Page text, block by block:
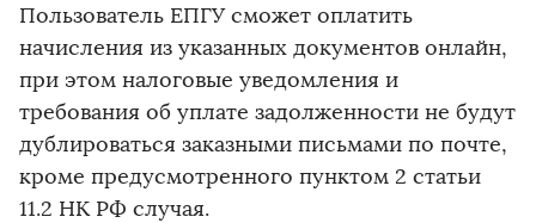
Пользователь ЕПГУ сможет оплатить
начисления из указанных документов онлайн,
при этом налоговые уведомления и
требования об уплате задолженности не будут
дублироваться заказными письмами по почте,
кроме предусмотренного пунктом 2 статьи
11.2 НК РФ случая.